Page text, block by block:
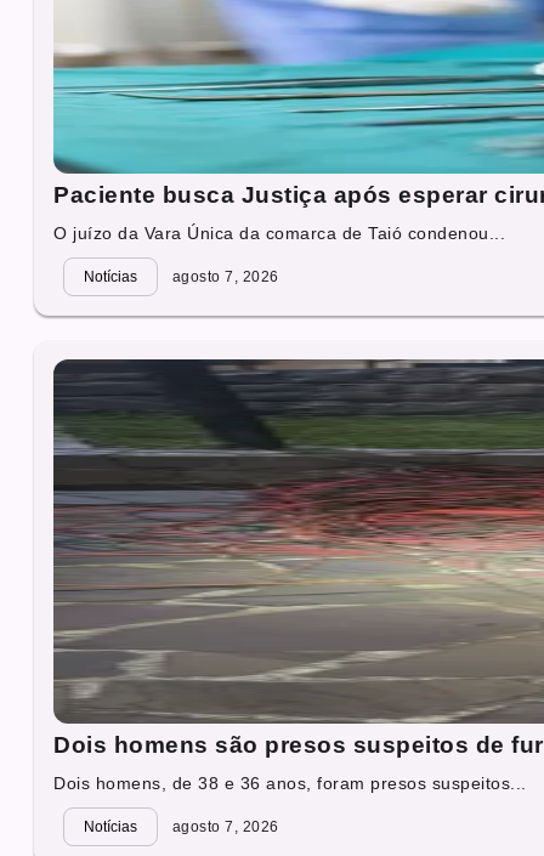
Paciente busca Justiça após esperar
O juízo da Vara Única da comarca de Taió condenou...
Notícias agosto 7, 2026
Dois homens são presos suspeitos de
Dois homens, de 38 e 36 anos, foram presos suspeitos...
Notícias agosto 7, 2026